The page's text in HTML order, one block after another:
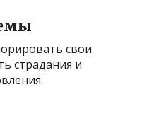
свои
страдания и